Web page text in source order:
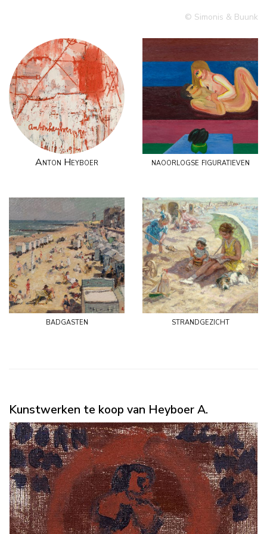
© Simonis & Buunk
Anton Heyboer naoorlogse figuratieven
badgasten strandgezicht
Kunstwerken te koop van Heyboer A.